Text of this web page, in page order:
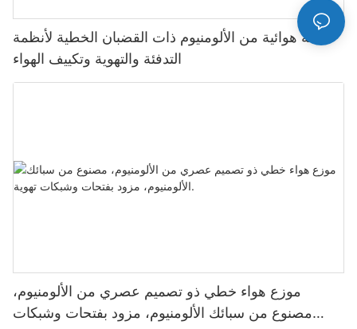
شبكة هوائية من الألومنيوم ذات القضبان الخطية لأنظمة
التدفئة والتهوية وتكييف الهواء
موزع هواء خطي ذو تصميم عصري من الألومنيوم،
مصنوع من سبائك الألومنيوم، مزود بفتحات وشبكات